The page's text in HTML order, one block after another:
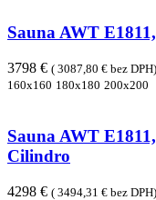
Sauna AWT
3798 € ( 3087,80 € bez DPH)
160x160 180x180 200x200
Sauna AWT
Cilindro
4298 € ( 3494,31 € bez DPH)